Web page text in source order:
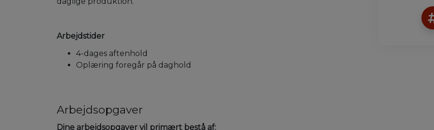
Arbejdstider
4-dages aftenhold
Oplæring foregår på daghold
Arbejdsopgaver
Dine arbejdsopgaver vil primært bestå af: